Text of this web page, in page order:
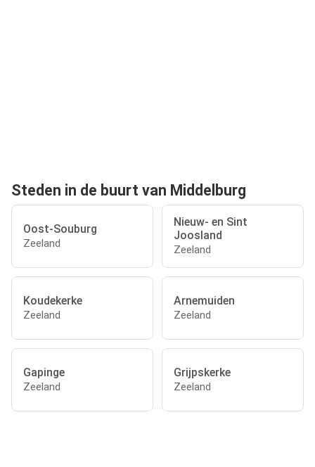
Steden in de buurt van Middelburg
Oost-Souburg
Zeeland
Nieuw- en Sint
Joosland
Zeeland
Koudekerke
Zeeland
Arnemuiden
Zeeland
Gapinge
Zeeland
Grijpskerke
Zeeland